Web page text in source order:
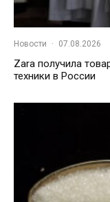
Новости · 07.08.2026
Zara получила
техники в России